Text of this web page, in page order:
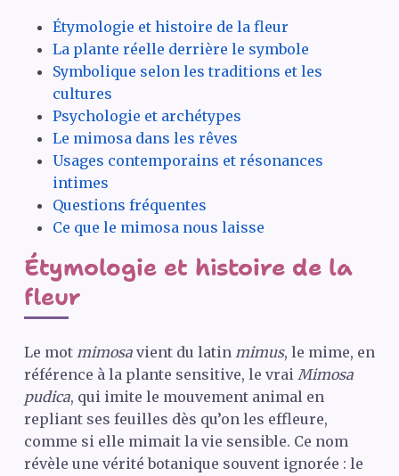
Étymologie et histoire de la fleur
La plante réelle derrière le symbole
Symbolique selon les traditions et les
cultures
Psychologie et archétypes
Le mimosa dans les rêves
Usages contemporains et résonances
intimes
Questions fréquentes
Ce que le mimosa nous laisse
Étymologie et histoire de la
fleur
Le mot mimosavient du latin mimus, le mime, en
référence à la plante sensitive, le vrai Mimosa
pudica, qui imite le mouvement animal en
repliant ses feuilles dès qu’on les effleure,
comme si elle mimait la vie sensible. Ce nom
révèle une vérité botanique souvent ignorée : le